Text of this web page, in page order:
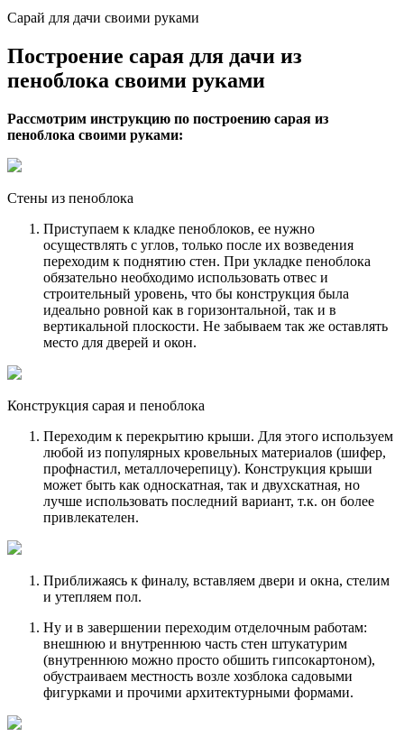
Сарай для дачи своими руками
Построение сарая для дачи из
пеноблока своими руками
Рассмотрим инструкцию по построению сарая из
пеноблока своими руками:
Стены из пеноблока
Приступаем к кладке пеноблоков, ее нужно
осуществлять с углов, только после их возведения
переходим к поднятию стен. При укладке пеноблока
обязательно необходимо использовать отвес и
строительный уровень, что бы конструкция была
идеально ровной как в горизонтальной, так и в
вертикальной плоскости. Не забываем так же оставлять
место для дверей и окон.
Конструкция сарая и пеноблока
Переходим к перекрытию крыши. Для этого используем
любой из популярных кровельных материалов (шифер,
профнастил, металлочерепицу). Конструкция крыши
может быть как односкатная, так и двухскатная, но
лучше использовать последний вариант, т.к. он более
привлекателен.
Приближаясь к финалу, вставляем двери и окна, стелим
и утепляем пол.
Ну и в завершении переходим отделочным работам:
внешнюю и внутреннюю часть стен штукатурим
(внутреннюю можно просто обшить гипсокартоном),
обустраиваем местность возле хозблока садовыми
фигурками и прочими архитектурными формами.